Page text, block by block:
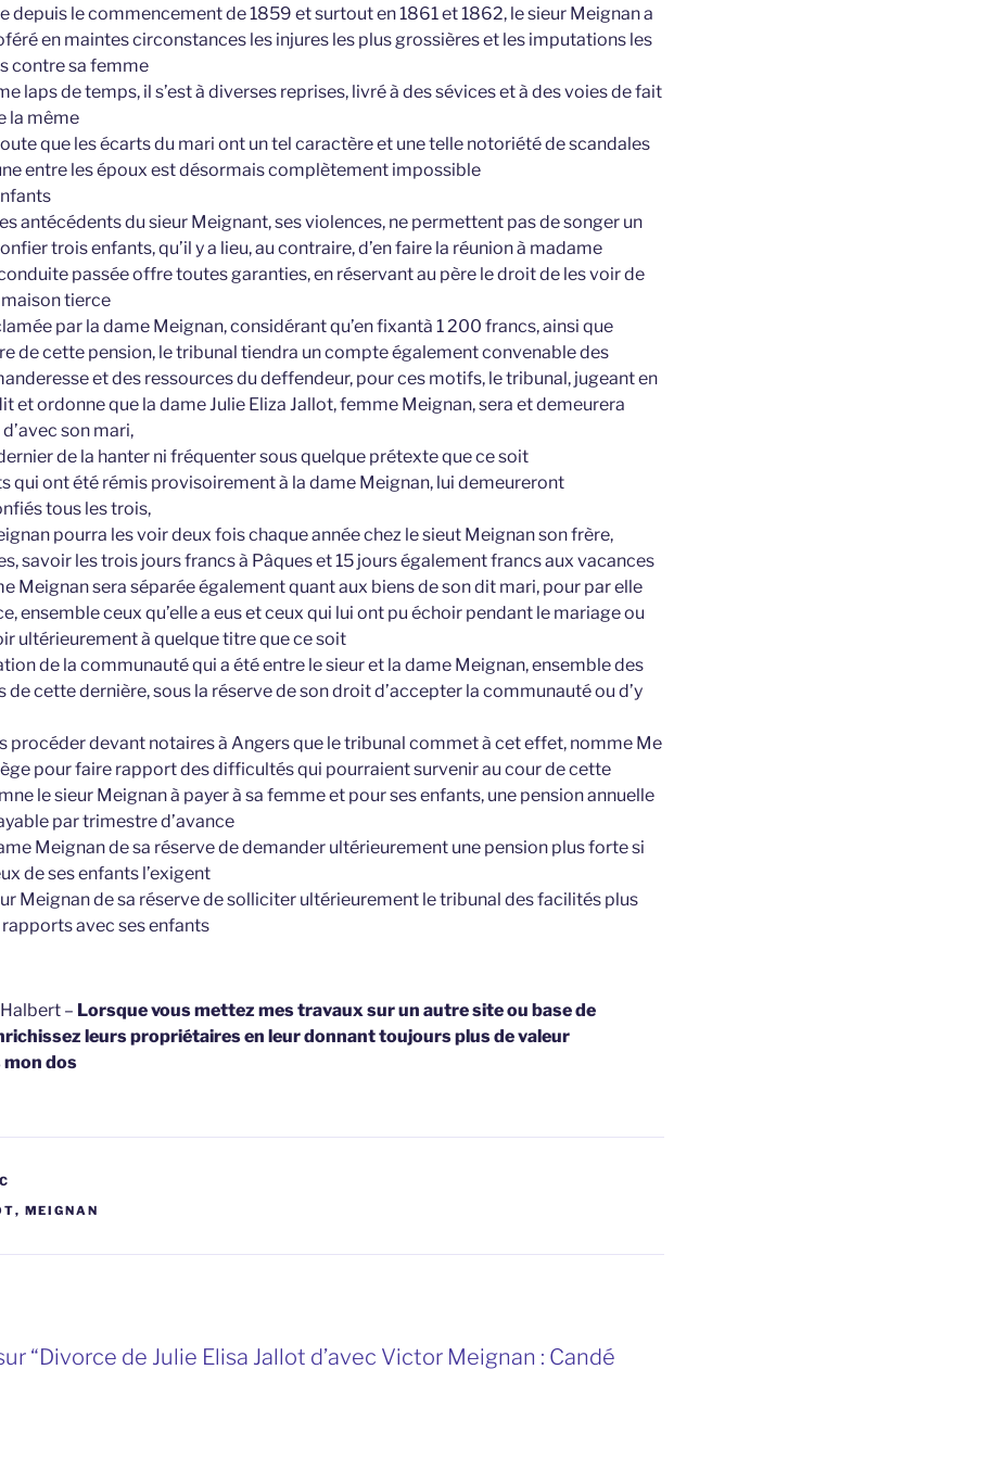
depuis le commencement de 1859 et surtout en 1861 et 1862, le sieur Meignan a
en maintes circonstances les injures les plus grossières et les imputations les
contre sa femme
laps de temps, il s’est à diverses reprises, livré à des sévices et à des voies de fait
la même
que les écarts du mari ont un tel caractère et une telle notoriété de scandales
entre les époux est désormais complètement impossible
antécédents du sieur Meignant, ses violences, ne permettent pas de songer un
trois enfants, qu’il y a lieu, au contraire, d’en faire la réunion à madame
passée offre toutes garanties, en réservant au père le droit de les voir de
tierce
par la dame Meignan, considérant qu’en fixantà 1 200 francs, ainsi que
de cette pension, le tribunal tiendra un compte également convenable des
et des ressources du deffendeur, pour ces motifs, le tribunal, jugeant en
et ordonne que la dame Julie Eliza Jallot, femme Meignan, sera et demeurera
son mari,
de la hanter ni fréquenter sous quelque prétexte que ce soit
qui ont été rémis provisoirement à la dame Meignan, lui demeureront
tous les trois,
pourra les voir deux fois chaque année chez le sieut Meignan son frère,
savoir les trois jours francs à Pâques et 15 jours également francs aux vacances
Meignan sera séparée également quant aux biens de son dit mari, pour par elle
ensemble ceux qu’elle a eus et ceux qui lui ont pu échoir pendant le mariage ou
ultérieurement à quelque titre que ce soit
de la communauté qui a été entre le sieur et la dame Meignan, ensemble des
de cette dernière, sous la réserve de son droit d’accepter la communauté ou d’y
procéder devant notaires à Angers que le tribunal commet à cet effet, nomme Me
pour faire rapport des difficultés qui pourraient survenir au cour de cette
le sieur Meignan à payer à sa femme et pour ses enfants, une pension annuelle
par trimestre d’avance
Meignan de sa réserve de demander ultérieurement une pension plus forte si
de ses enfants l’exigent
Meignan de sa réserve de solliciter ultérieurement le tribunal des facilités plus
avec ses enfants
– Lorsque vous mettez mes travaux sur un autre site ou base de
leurs propriétaires en leur donnant toujours plus de valeur
mon dos
, MEIGNAN
“Divorce de Julie Elisa Jallot d’avec Victor Meignan : Candé